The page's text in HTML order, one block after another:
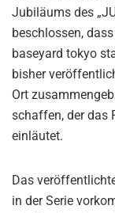
Jubiläums des
beschlossen,
baseyard tokyo
bisher
Ort
schaffen, der das
einläutet.
Das
in der Serie